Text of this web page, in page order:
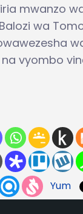
mwanzo
wa
vyombo
Yum